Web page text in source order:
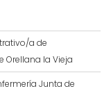
a de
Orellana la Vieja
Junta de